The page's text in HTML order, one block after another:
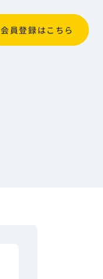
会員登録はこちら